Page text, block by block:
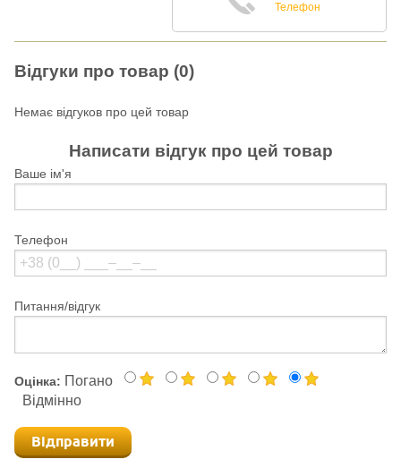
Телефон
Відгуки про товар (0)
Немає відгуков про цей товар
Написати відгук про цей товар
Ваше ім'я
Телефон
Питання/відгук
Оцінка: Погано
Відмінно
Відправити